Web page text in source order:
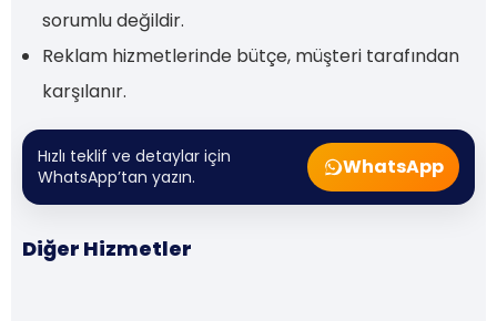
sorumlu değildir.
Reklam hizmetlerinde bütçe, müşteri tarafından
karşılanır.
Hızlı teklif ve detaylar için
WhatsApp’tan yazın.
WhatsApp
Diğer Hizmetler
Branding & Fashion çekimleri
Reklam & Teaser Paketleri
Tüm Hizmetler